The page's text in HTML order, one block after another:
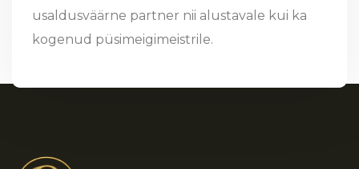
usaldusväärne partner nii alustavale kui ka
kogenud püsimeigimeistrile.